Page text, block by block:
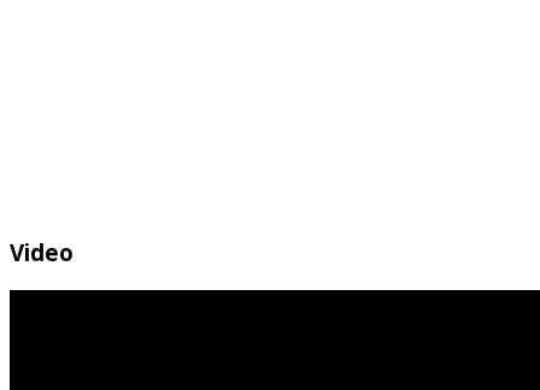
Video